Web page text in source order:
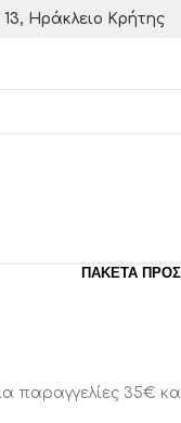
Ηράκλειο Κρήτης
ΠΑΚΈΤΑ
35€